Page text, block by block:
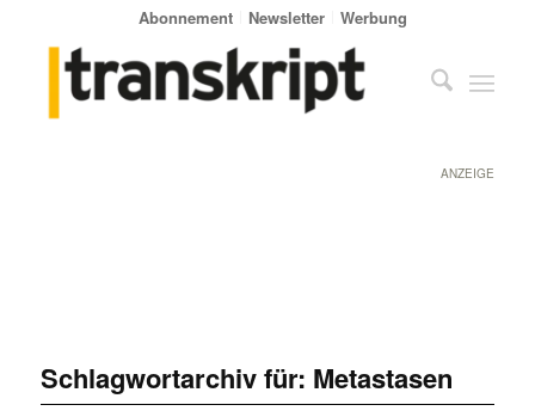
Abonnement Newsletter Werbung
ANZEIGE
Schlagwortarchiv für: Metastasen